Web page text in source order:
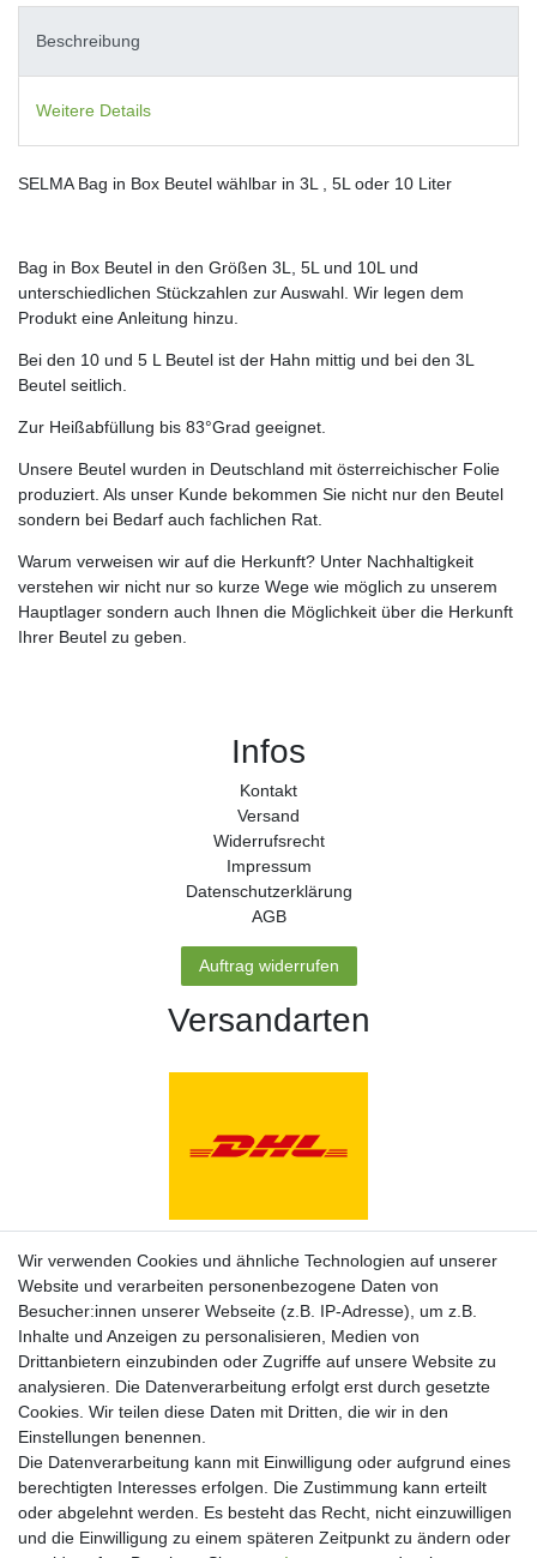
Beschreibung
Weitere Details
SELMA Bag in Box Beutel wählbar in 3L , 5L oder 10 Liter
Bag in Box Beutel in den Größen 3L, 5L und 10L und
unterschiedlichen Stückzahlen zur Auswahl. Wir legen dem
Produkt eine Anleitung hinzu.
Bei den 10 und 5 L Beutel ist der Hahn mittig und bei den 3L
Beutel seitlich.
Zur Heißabfüllung bis 83°Grad geeignet.
Unsere Beutel wurden in Deutschland mit österreichischer Folie
produziert. Als unser Kunde bekommen Sie nicht nur den Beutel
sondern bei Bedarf auch fachlichen Rat.
Warum verweisen wir auf die Herkunft? Unter Nachhaltigkeit
verstehen wir nicht nur so kurze Wege wie möglich zu unserem
Hauptlager sondern auch Ihnen die Möglichkeit über die Herkunft
Ihrer Beutel zu geben.
Infos
Kontakt
Versand
Widerrufs­recht
Impressum
Daten­schutz­erklärung
AGB
Auftrag widerrufen
Versandarten
Zahlungsarten
Wir verwenden Cookies und ähnliche Technologien auf unserer
Website und verarbeiten personenbezogene Daten von
Besucher:innen unserer Webseite (z.B. IP-Adresse), um z.B.
Inhalte und Anzeigen zu personalisieren, Medien von
Drittanbietern einzubinden oder Zugriffe auf unsere Website zu
analysieren. Die Datenverarbeitung erfolgt erst durch gesetzte
Cookies. Wir teilen diese Daten mit Dritten, die wir in den
Einstellungen benennen.
Die Datenverarbeitung kann mit Einwilligung oder aufgrund eines
berechtigten Interesses erfolgen. Die Zustimmung kann erteilt
oder abgelehnt werden. Es besteht das Recht, nicht einzuwilligen
und die Einwilligung zu einem späteren Zeitpunkt zu ändern oder